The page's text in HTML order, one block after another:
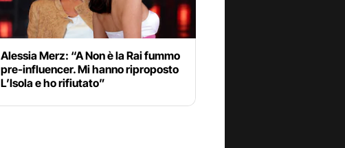
Alessia Merz: “A Non è la Rai fummo
pre-influencer. Mi hanno riproposto
L’Isola e ho rifiutato”